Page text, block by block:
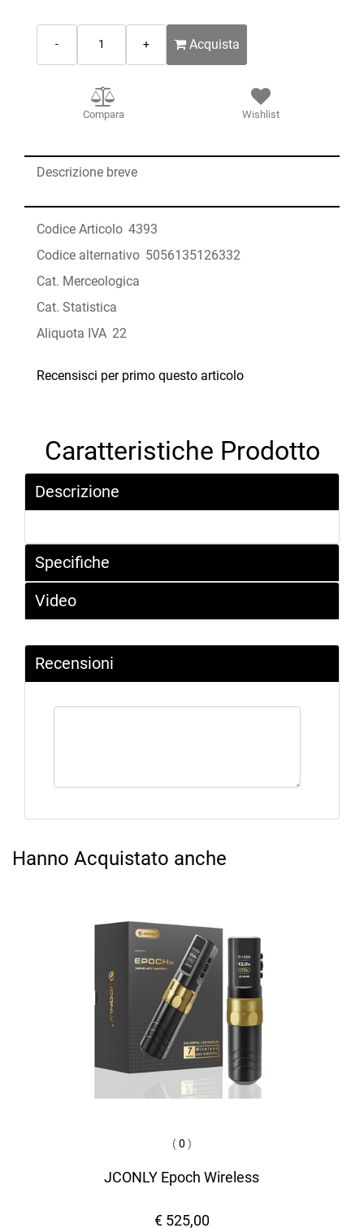
Acquista
Compara Wishlist
Descrizione breve
Codice Articolo 4393
Codice alternativo 5056135126332
Cat. Merceologica
Cat. Statistica
Aliquota IVA 22
Recensisci per primo questo articolo
Caratteristiche Prodotto
Descrizione
Specifiche
Video
Recensioni
Hanno Acquistato anche
(0 )
JCONLY Epoch Wireless
€ 525,00